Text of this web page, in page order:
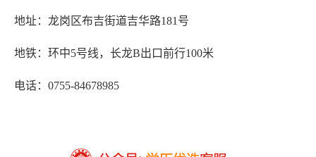
地址：龙岗区布吉街道吉华路181号
地铁：环中5号线，长龙B出口前行100米
电话：0755-84678985